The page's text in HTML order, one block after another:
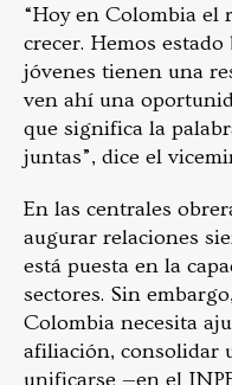
“Hoy en Colombia el
crecer. Hemos
jóvenes tienen una
ven ahí una
que significa la
juntas”, dice el
En las centrales
augurar relaciones
está puesta en la
sectores. Sin
Colombia necesita
afiliación, consolidar
unificarse —en el